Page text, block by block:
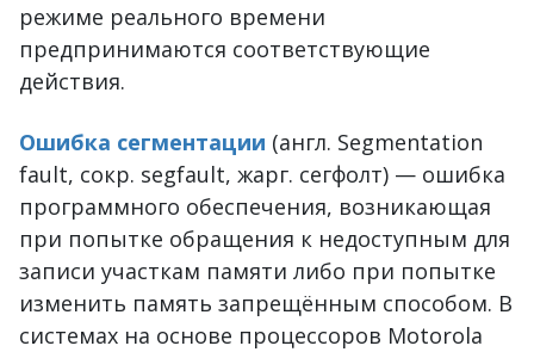
режиме реального времени
предпринимаются соответствующие
действия.
Ошибка сегментации (англ. Segmentation
fault, сокр. segfault, жарг. сегфолт) — ошибка
программного обеспечения, возникающая
при попытке обращения к недоступным для
записи участкам памяти либо при попытке
изменить память запрещённым способом. В
системах на основе процессоров Motorola